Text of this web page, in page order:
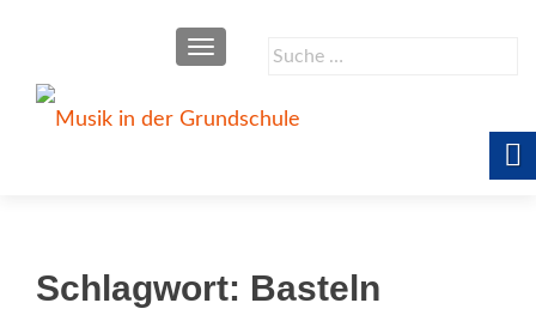
Suche
SCHALTE NAVIGATION
Schlagwort: Basteln